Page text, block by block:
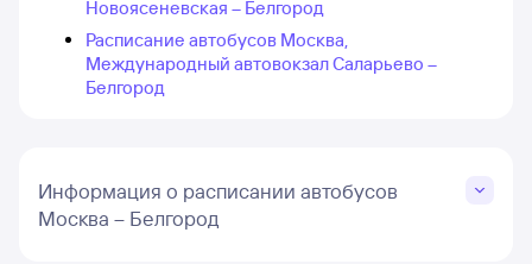
Новоясеневская – Белгород
Расписание автобусов Москва,
Международный автовокзал Саларьево –
Белгород
Информация о расписании автобусов
Москва – Белгород